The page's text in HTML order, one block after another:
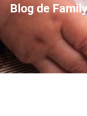
Blog de